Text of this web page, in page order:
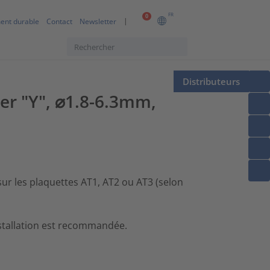
0 FR
durable Contact Newsletter
Distributeurs
"Y", ⌀1.8-6.3mm,
les plaquettes AT1, AT2 ou AT3 (selon
est recommandée.